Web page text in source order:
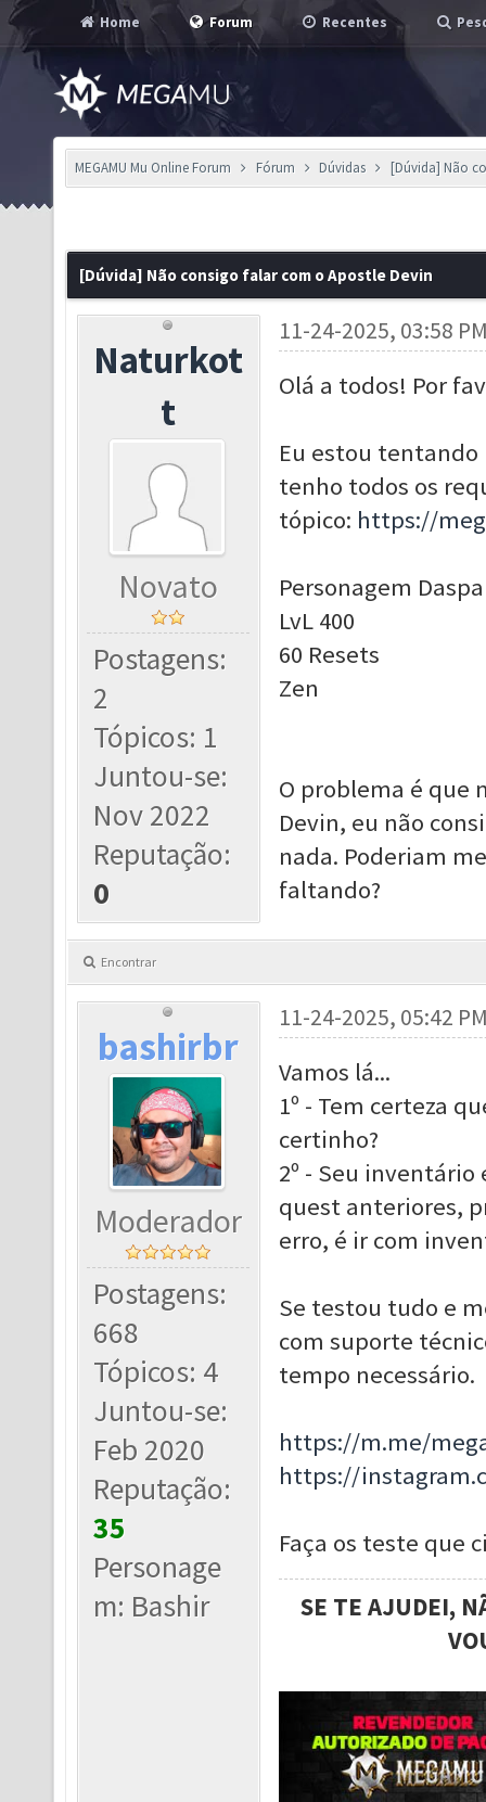
Home Forum Recentes
MEGAMU Mu Online Forum Fórum Dúvidas [Dúvida] Não
[Dúvida] Não consigo falar com o Apostle Devin
Naturkot
t
Novato
Postagens:
2
Tópicos: 1
Juntou-se:
Nov 2022
Reputação:
0
11-24-2025, 03:58
Olá a todos! Por
Eu estou
tenho todos os
tópico: https://
Personagem
LvL 400
60 Resets
Zen
O problema é que
Devin, eu não
nada. Poderiam
faltando?
Encontrar
bashirbr
Moderador
Postagens:
668
Tópicos: 4
Juntou-se:
Feb 2020
Reputação:
35
Personage
m: Bashir
11-24-2025, 05:42
Vamos lá...
1º - Tem certeza
certinho?
2º - Seu
quest anteriores,
erro, é ir com
Se testou tudo e
com suporte
tempo necessário.
https://m.me/
https://
Faça os teste que
SE TE AJUDEI,